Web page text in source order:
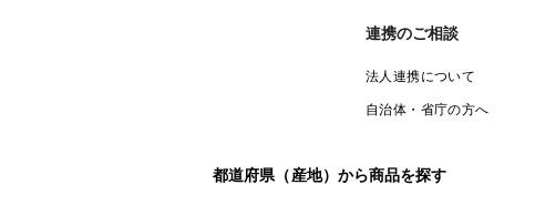
連携のご相談
法人連携について
自治体・省庁の方へ
都道府県（産地）から商品を探す